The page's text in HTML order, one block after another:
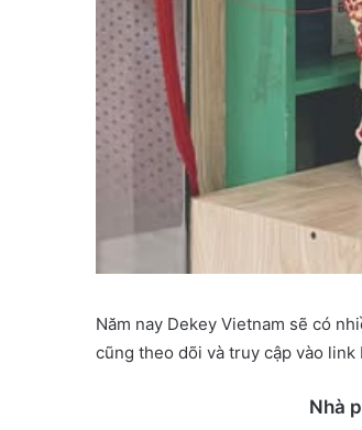
Năm nay Dekey Vietnam sẽ có
cũng theo dõi và truy cập vào
Nhà